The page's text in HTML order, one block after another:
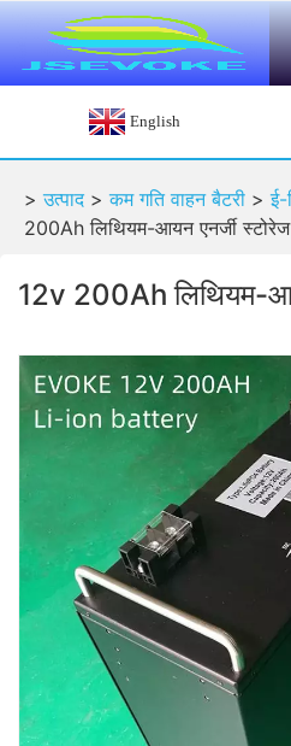
English
>उत्पाद>कम गति वाहन बैटरी >ई-
200Ah लिथियम-आयन एनर्जी स्टोरेज
12v 200Ah लिथियम-